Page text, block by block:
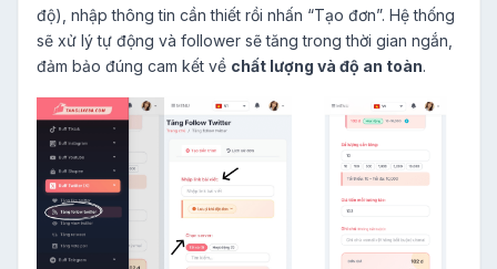
độ), nhập thông tin cần thiết rồi nhấn “Tạo đơn”. Hệ thống
sẽ xử lý tự động và follower sẽ tăng trong thời gian ngắn,
đảm bảo đúng cam kết về chất lượng và độ an toàn.